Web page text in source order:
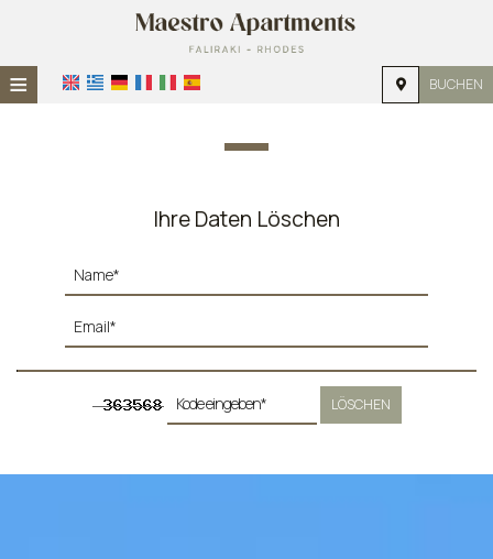
≡ BUCHEN
UNTERKUNFT
NACHFRAGE
KONTAKT
Ihre Daten Löschen
LÖSCHEN